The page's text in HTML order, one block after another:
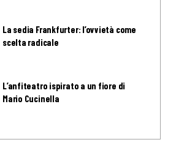
La sedia Frankfurter: l’ovvietà come
scelta radicale
L’anfiteatro ispirato a un fiore di
Mario Cucinella